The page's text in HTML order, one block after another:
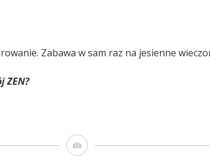
Zabawa w sam raz na jesienne
ZEN?
Obrazek